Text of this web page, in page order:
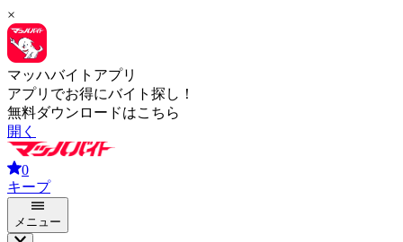
×
マッハバイトアプリ
アプリでお得にバイト探し！
無料ダウンロードはこちら
開く
0
キープ
メニュー